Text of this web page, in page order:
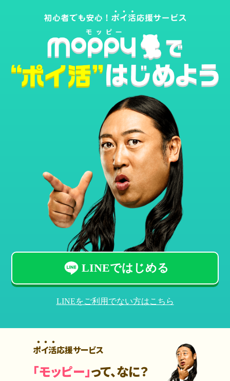
LINEではじめる
LINEをご利用でない方はこちら
ポイ活応援サービス
「モッピー」って、なに？